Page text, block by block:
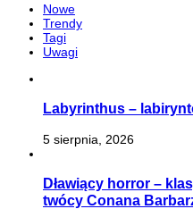
Nowe
Trendy
Tagi
Uwagi
Labyrinthus –
5 sierpnia, 2026
Dławiący horror –
twócy Conana